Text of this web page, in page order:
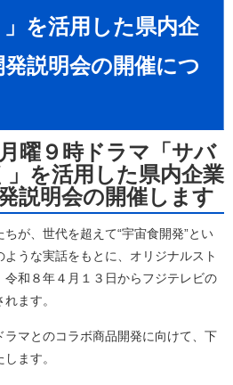
を活用した県内企
説明会の開催につ
曜９時ドラマ「サバ
」を活用した県内企業
説明会の開催します
が、世代を超えて“宇宙食開発”とい
うな実話をもとに、オリジナルスト
和８年４月１３日からフジテレビの
ます。
マとのコラボ商品開発に向けて、下
ます。